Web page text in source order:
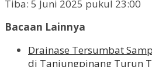
Tiba: 5 Juni 2025 pukul 23:00
Bacaan Lainnya
Drainase Tersumbat
di Tanjungpinang Turun